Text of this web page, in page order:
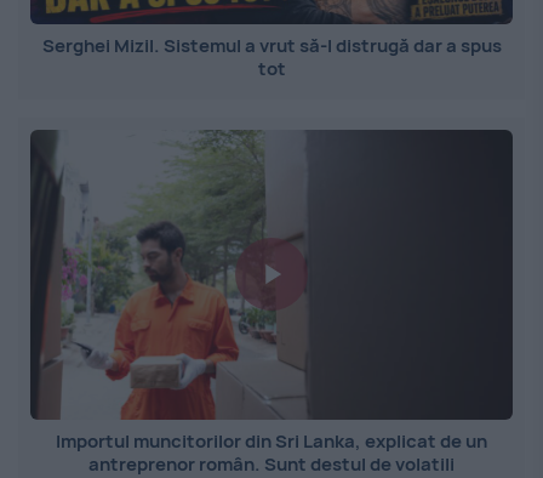
Serghei Mizil. Sistemul a vrut să-l distrugă dar a spus
tot
Importul muncitorilor din Sri Lanka, explicat de un
antreprenor român. Sunt destul de volatili